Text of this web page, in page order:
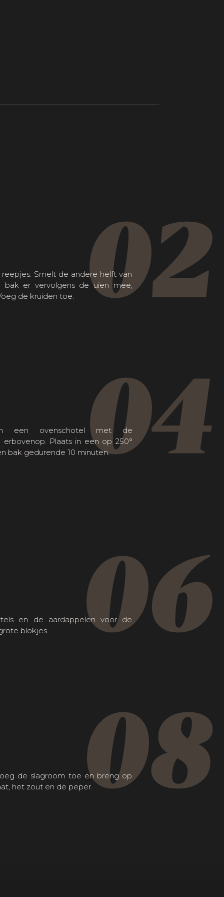
02
Smelt de andere helft van
er vervolgens de uien mee,
de kruiden toe.
04
een ovenschotel met de
erbovenop. Plaats in een op 250°
bak gedurende 10 minuten.
06
en de aardappelen voor de
blokjes.
08
de slagroom toe en breng op
het zout en de peper.